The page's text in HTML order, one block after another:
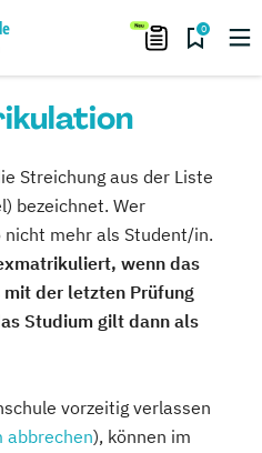
0
Streichung aus der Liste
bezeichnet. Wer
mehr als Student/in.
wenn das
der letzten Prüfung
Studium gilt dann als
vorzeitig verlassen
abbrechen), können im